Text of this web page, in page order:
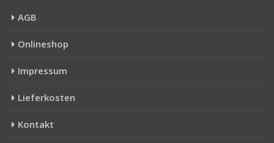
AGB
Onlineshop
Impressum
Lieferkosten
Kontakt